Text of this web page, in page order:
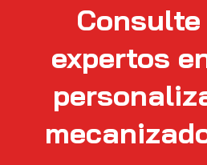
expertos